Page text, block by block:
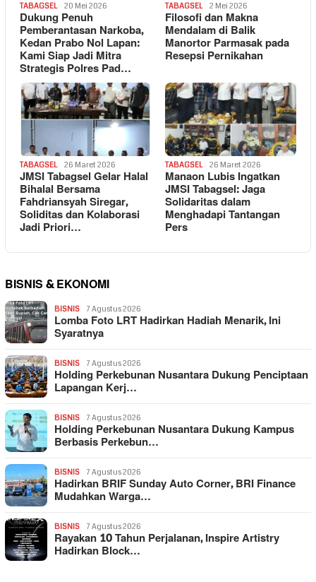
TABAGSEL 20 Mei 2026
Dukung Penuh
Pemberantasan Narkoba,
Kedan Prabo Nol Lapan:
Kami Siap Jadi Mitra
Strategis Polres Pad…
TABAGSEL 2 Mei 2026
Filosofi dan Makna
Mendalam di Balik
Manortor Parmasak pada
Resepsi Pernikahan
TABAGSEL 26 Maret 2026
JMSI Tabagsel Gelar Halal
Bihalal Bersama
Fahdriansyah Siregar,
Soliditas dan Kolaborasi
Jadi Priori…
TABAGSEL 26 Maret 2026
Manaon Lubis Ingatkan
JMSI Tabagsel: Jaga
Solidaritas dalam
Menghadapi Tantangan
Pers
BISNIS & EKONOMI
BISNIS 7 Agustus 2026
Lomba Foto LRT Hadirkan Hadiah Menarik, Ini
Syaratnya
BISNIS 7 Agustus 2026
Holding Perkebunan Nusantara Dukung Penciptaan
Lapangan Kerj…
BISNIS 7 Agustus 2026
Holding Perkebunan Nusantara Dukung Kampus
Berbasis Perkebun…
BISNIS 7 Agustus 2026
Hadirkan BRIF Sunday Auto Corner, BRI Finance
Mudahkan Warga…
BISNIS 7 Agustus 2026
Rayakan 10 Tahun Perjalanan, Inspire Artistry
Hadirkan Block…